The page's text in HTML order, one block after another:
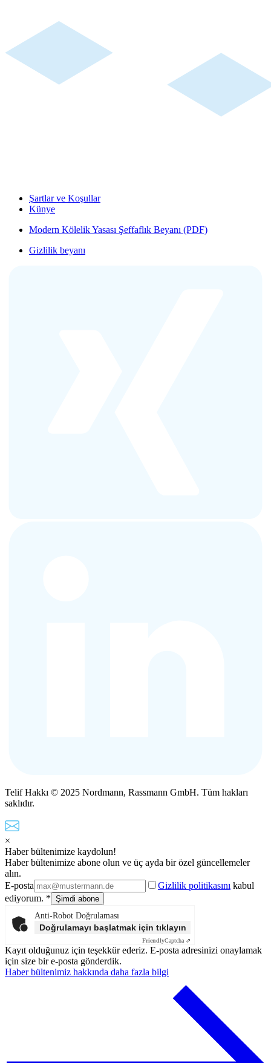
Şartlar ve Koşullar
Künye
Modern Kölelik Yasası Şeffaflık Beyanı (PDF)
Gizlilik beyanı
Telif Hakkı © 2025 Nordmann, Rassmann GmbH. Tüm hakları
saklıdır.
×
Haber bültenimize kaydolun!
Haber bültenimize abone olun ve üç ayda bir özel güncellemeler
alın.
E-posta
Gizlilik politikasını kabul
ediyorum. *
Anti-Robot Doğrulaması
Doğrulamayı başlatmak için tıklayın
FriendlyCaptcha ⇗
Kayıt olduğunuz için teşekkür ederiz. E-posta adresinizi onaylamak
için size bir e-posta gönderdik.
Haber bültenimiz hakkında daha fazla bilgi